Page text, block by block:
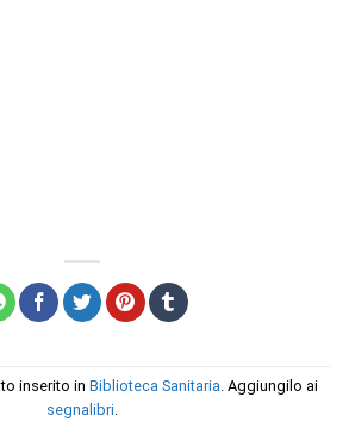
inserito in Biblioteca Sanitaria. Aggiungilo ai
segnalibri.